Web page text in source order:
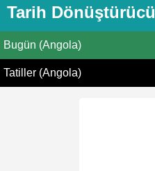
Tarih Dönüştürücü
Bugün (Angola)
Tatiller (Angola)